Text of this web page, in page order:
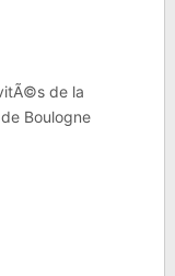
de la
Boulogne